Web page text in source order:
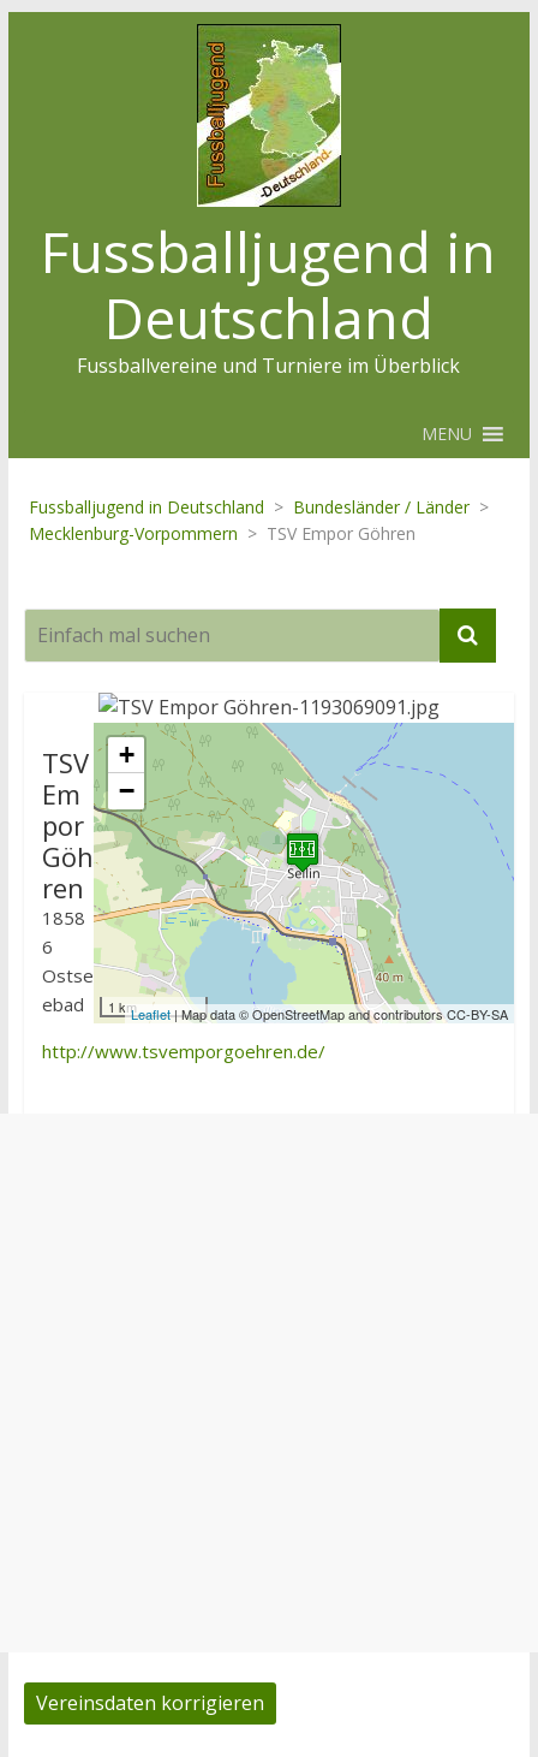
Fussballjugend in
Deutschland
Fussballvereine und Turniere im Überblick
MENU
Fussballjugend in Deutschland > Bundesländer / Länder >
Mecklenburg-Vorpommern > TSV Empor Göhren
+
−
1 kmLeaflet| Map data © OpenStreetMap and contributors CC-BY-SA
TSV
Em
por
Göh
ren
1858
6
Ostse
ebad
http://www.tsvemporgoehren.de/
Vereinsdaten korrigieren